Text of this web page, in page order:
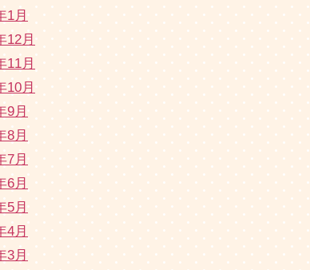
1月
12月
11月
10月
9月
8月
7月
6月
5月
4月
3月